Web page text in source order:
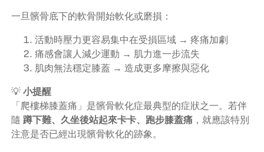
一旦髕骨底下的軟骨開始軟化或磨損：
活動時壓力更容易集中在受損區域 → 疼痛加劇
痛感會讓人減少運動 → 肌力進一步流失
肌肉無法穩定膝蓋 → 造成更多摩擦與惡化
💡 小提醒
「爬樓梯膝蓋痛」是髕骨軟化症最典型的症狀之一。若伴
隨 蹲下難、久坐後站起來卡卡、跑步膝蓋痛，就應該特別
注意是否已經出現髕骨軟化的跡象。